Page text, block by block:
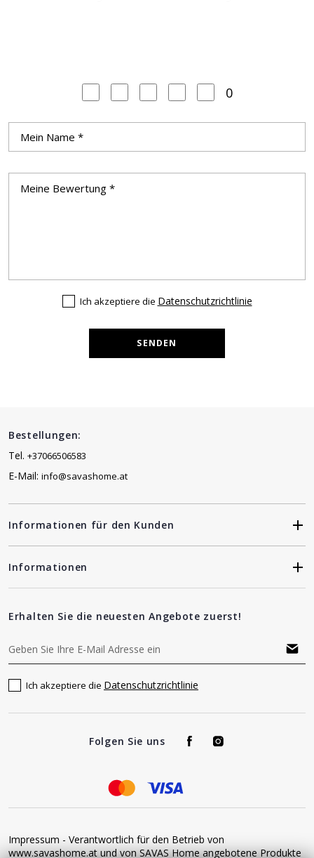
0
Ich akzeptiere die Datenschutzrichtlinie
SENDEN
Bestellungen:
Tel. +37066506583
E-Mail: info@savashome.at
Informationen für den Kunden
Informationen
Erhalten Sie die neuesten Angebote zuerst!
Ich akzeptiere die Datenschutzrichtlinie
Folgen Sie uns
Impressum - Verantwortlich für den Betrieb von
www.savashome.at und von SAVAS Home angebotene Produkte